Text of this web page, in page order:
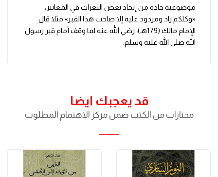
موضوعية جادة من إيجاد بعض الثغرات في المعايير،
«وكلكم راد ومردود عليه إلا صاحب هذا القبر» مثلا قال
الإمام مالك (179هـ)، رضي الله عنه لما وقف أمام قبر رسول
الله صلى الله عليه وسلم.
قد يعجبك ايضا
مختارات من الكتب ضمن مركز الاهتمام المطلوب